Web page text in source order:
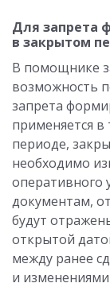
Для запрета
в закрытом
В помощнике
возможность
запрета
применяется
периоде,
необходимо
оперативного
документам,
будут
открытой
между ранее
и